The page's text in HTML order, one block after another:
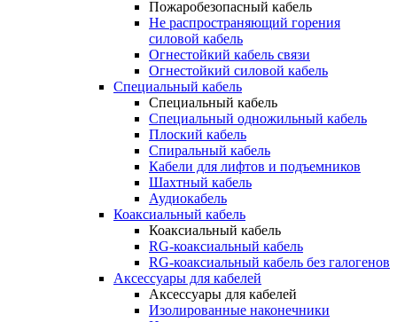
Пожаробезопасный кабель
Не распространяющий горения
силовой кабель
Огнестойкий кабель связи
Огнестойкий силовой кабель
Специальный кабель
Специальный кабель
Специальный одножильный кабель
Плоский кабель
Спиральный кабель
Кабели для лифтов и подъемников
Шахтный кабель
Аудиокабель
Коаксиальный кабель
Коаксиальный кабель
RG-коаксиальный кабель
RG-коаксиальный кабель без галогенов
Аксессуары для кабелей
Аксессуары для кабелей
Изолированные наконечники